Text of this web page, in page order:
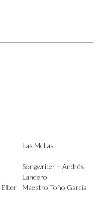
Las Mellas
Songwriter –Andrés
Landero
Elber
Maestro Toño García